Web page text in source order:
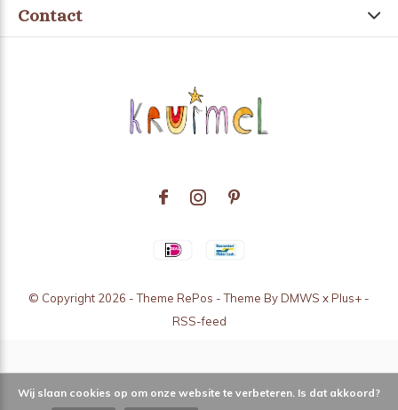
Contact
© Copyright 2026 - Theme RePos - Theme ByDMWS xPlus+ -
RSS-feed
Wij slaan cookies op om onze website te verbeteren. Is dat akkoord?